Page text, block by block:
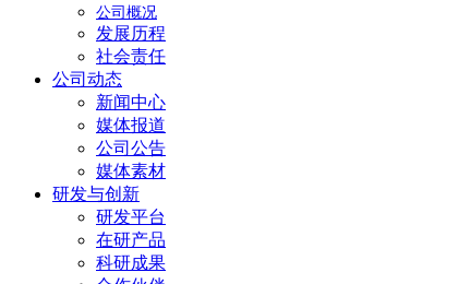
公司概况
发展历程
社会责任
公司动态
新闻中心
媒体报道
公司公告
媒体素材
研发与创新
研发平台
在研产品
科研成果